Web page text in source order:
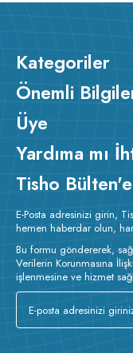
Kategoriler
Önemli
Üye
Yardıma mı
Tisho
E-Posta adresinizi girin,
hemen haberdar olun,
Bu formu göndererek,
Verilerin Korunmasına
işlenmesine ve hizmet